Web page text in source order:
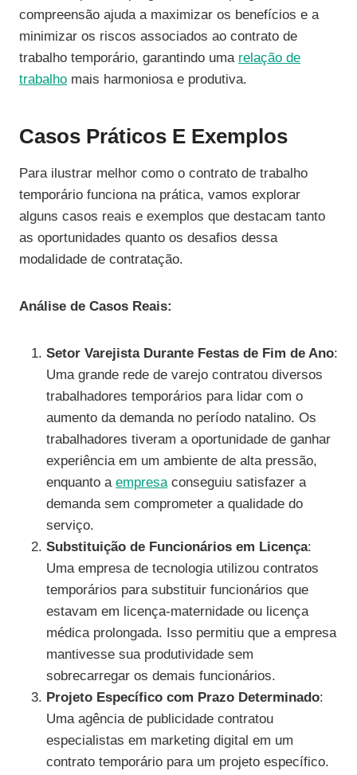
compreensão ajuda a maximizar os benefícios e a
minimizar os riscos associados ao contrato de
trabalho temporário, garantindo uma relação de
trabalho mais harmoniosa e produtiva.
Casos Práticos E Exemplos
Para ilustrar melhor como o contrato de trabalho
temporário funciona na prática, vamos explorar
alguns casos reais e exemplos que destacam tanto
as oportunidades quanto os desafios dessa
modalidade de contratação.
Análise de Casos Reais:
Setor Varejista Durante Festas de Fim de Ano:
Uma grande rede de varejo contratou diversos
trabalhadores temporários para lidar com o
aumento da demanda no período natalino. Os
trabalhadores tiveram a oportunidade de ganhar
experiência em um ambiente de alta pressão,
enquanto a empresaconseguiu satisfazer a
demanda sem comprometer a qualidade do
serviço.
Substituição de Funcionários em Licença:
Uma empresa de tecnologia utilizou contratos
temporários para substituir funcionários que
estavam em licença-maternidade ou licença
médica prolongada. Isso permitiu que a empresa
mantivesse sua produtividade sem
sobrecarregar os demais funcionários.
Projeto Específico com Prazo Determinado:
Uma agência de publicidade contratou
especialistas em marketing digital em um
contrato temporário para um projeto específico.